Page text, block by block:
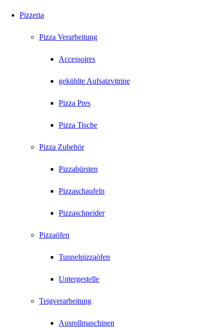
Pizzeria
Pizza Verarbeitung
Accessoires
gekühlte Aufsatzvitrine
Pizza Pres
Pizza Tische
Pizza Zubehör
Pizzabürsten
Pizzaschaufeln
Pizzaschneider
Pizzaöfen
Tunnelpizzaöfen
Untergestelle
Teigverarbeitung
Ausrollmaschinen